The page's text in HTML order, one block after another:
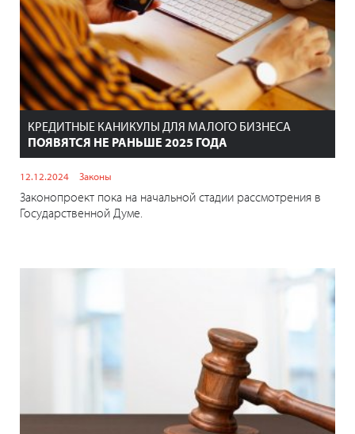
КРЕДИТНЫЕ КАНИКУЛЫ ДЛЯ МАЛОГО БИЗНЕСА
ПОЯВЯТСЯ НЕ РАНЬШЕ 2025 ГОДА
12.12.2024 Законы
Законопроект пока на начальной стадии рассмотрения в
Государственной Думе.